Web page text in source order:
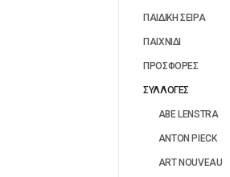
ΠΑΙΔΙΚΗ ΣΕΙΡΑ
ΠΑΙΧΝΙΔΙ
ΠΡΟΣΦΟΡΕΣ
ΣΥΛΛΟΓΕΣ
ABE LENSTRA
ANTON PIECK
ART NOUVEAU